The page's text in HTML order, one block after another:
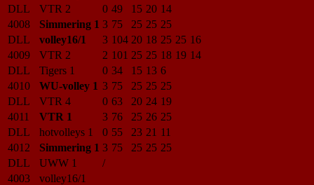
DLL
VTR 2 0 49 15 20 14
4008
Simmering 1 3 75 25 25 25
DLL
volley16/1 3 104 20 18 25 25 16
4009
VTR 2 2 101 25 25 18 19 14
DLL
Tigers 1 0 34 15 13 6
4010
WU-volley 1 3 75 25 25 25
DLL
VTR 4 0 63 20 24 19
4011
VTR 1 3 76 25 26 25
DLL
hotvolleys 1 0 55 23 21 11
4012
Simmering 1 3 75 25 25 25
DLL
UWW 1
/
4003
volley16/1